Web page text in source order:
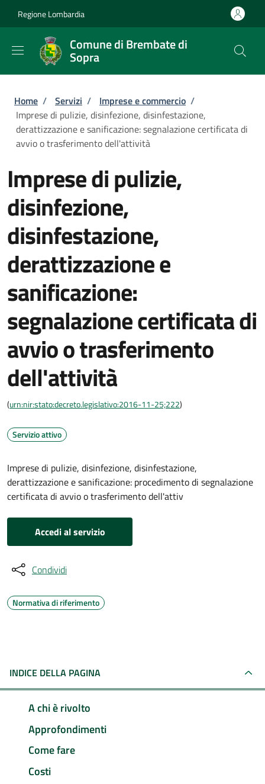
Regione Lombardia
Comune di Brembate di
Sopra
Briciole di pane
Home / Servizi / Imprese e commercio /
Imprese di pulizie, disinfezione, disinfestazione,
derattizzazione e sanificazione: segnalazione certificata di
avvio o trasferimento dell'attività
Imprese di pulizie,
disinfezione,
disinfestazione,
derattizzazione e
sanificazione:
segnalazione certificata di
avvio o trasferimento
dell'attività
(urn:nir:stato:decreto.legislativo:2016-11-25;222)
Servizio attivo
Imprese di pulizie, disinfezione, disinfestazione,
derattizzazione e sanificazione: procedimento di segnalazione
certificata di avvio o trasferimento dell'attiv
Accedi al servizio
Condividi
Normativa di riferimento
INDICE DELLA PAGINA
A chi è rivolto
Approfondimenti
Come fare
Costi